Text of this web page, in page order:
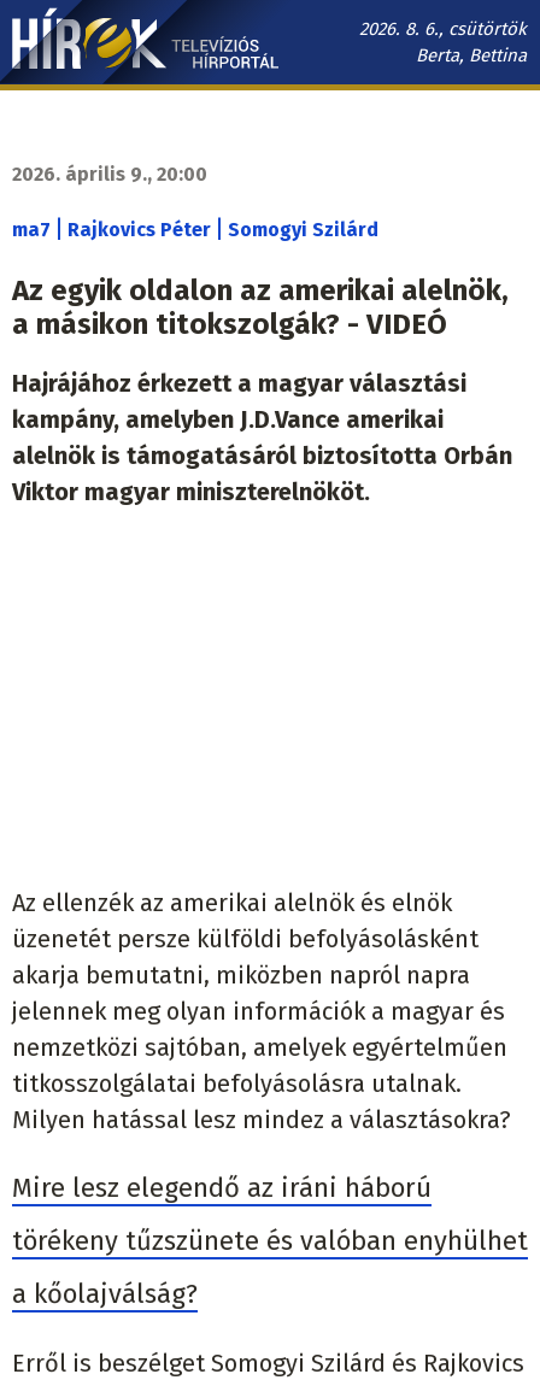
Ugrás
tartalomra
2026. 8. 6., csütörtök
Berta, Bettina
Hírek.sk
navigáció
2026. április 9., 20:00
ma7 Rajkovics Péter Somogyi Szilárd
Az egyik oldalon az amerikai alelnök,
a másikon titokszolgák? - VIDEÓ
Hajrájához érkezett a magyar választási
kampány, amelyben J.D.Vance amerikai
alelnök is támogatásáról biztosította Orbán
Viktor magyar miniszterelnököt.
Az ellenzék az amerikai alelnök és elnök
üzenetét persze külföldi befolyásolásként
akarja bemutatni, miközben napról napra
jelennek meg olyan információk a magyar és
nemzetközi sajtóban, amelyek egyértelműen
titkosszolgálatai befolyásolásra utalnak.
Milyen hatással lesz mindez a választásokra?
Mire lesz elegendő az iráni háború
törékeny tűzszünete és valóban enyhülhet
a kőolajválság?
Erről is beszélget Somogyi Szilárd és Rajkovics